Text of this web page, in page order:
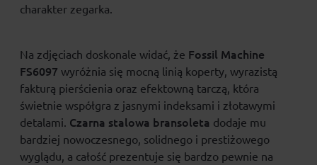
charakter zegarka.
Na zdjęciach doskonale widać, że Fossil Machine
FS6097 wyróżnia się mocną linią koperty, wyrazistą
fakturą pierścienia oraz efektowną tarczą, która
świetnie współgra z jasnymi indeksami i złotawymi
detalami. Czarna stalowa bransoleta dodaje mu
bardziej nowoczesnego, solidnego i prestiżowego
wyglądu, a całość prezentuje się bardzo pewnie na